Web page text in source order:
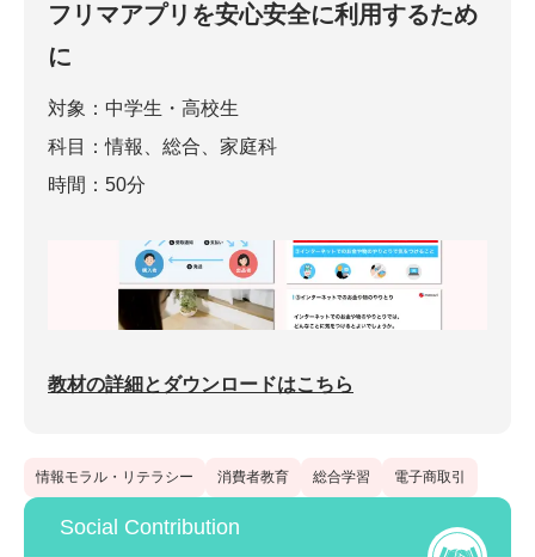
フリマアプリを安心安全に利用するため
に
対象：中学生・高校生
科目：情報、総合、家庭科
時間：50分
教材の詳細とダウンロードはこちら
情報モラル・リテラシー 消費者教育 総合学習 電子商取引
Social Contribution